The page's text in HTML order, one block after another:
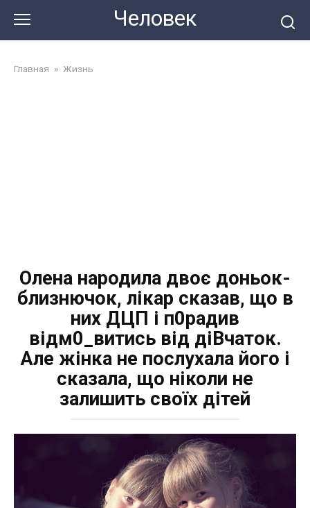
змісту
Человек
Главная » Жизнь
Олена народила двоє доньок-
близнючок, лікар сказав, що в
них ДЦП і п0радив
відм0_витись від діBчаток.
Але жінка не послухала його і
сказала, що ніколи не
залишить своїх дітей